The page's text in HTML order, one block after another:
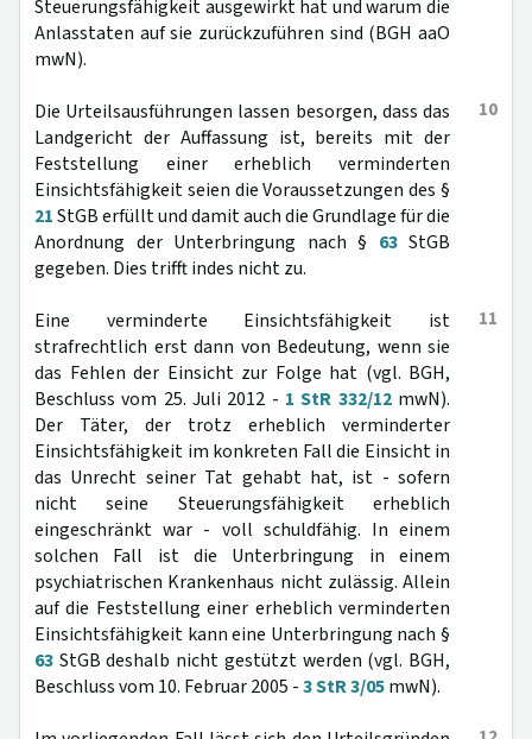
Steuerungsfähigkeit ausgewirkt hat und warum die
Anlasstaten auf sie zurückzuführen sind (BGH aaO
mwN).
10
Die Urteilsausführungen lassen besorgen, dass das
Landgericht der Auffassung ist, bereits mit der
Feststellung einer erheblich verminderten
Einsichtsfähigkeit seien die Voraussetzungen des §
21StGB erfüllt und damit auch die Grundlage für die
Anordnung der Unterbringung nach § 63StGB
gegeben. Dies trifft indes nicht zu.
11
Eine verminderte Einsichtsfähigkeit ist
strafrechtlich erst dann von Bedeutung, wenn sie
das Fehlen der Einsicht zur Folge hat (vgl. BGH,
Beschluss vom 25. Juli 2012 - 1 StR 332/12mwN).
Der Täter, der trotz erheblich verminderter
Einsichtsfähigkeit im konkreten Fall die Einsicht in
das Unrecht seiner Tat gehabt hat, ist - sofern
nicht seine Steuerungsfähigkeit erheblich
eingeschränkt war - voll schuldfähig. In einem
solchen Fall ist die Unterbringung in einem
psychiatrischen Krankenhaus nicht zulässig. Allein
auf die Feststellung einer erheblich verminderten
Einsichtsfähigkeit kann eine Unterbringung nach §
63 StGB deshalb nicht gestützt werden (vgl. BGH,
Beschluss vom 10. Februar 2005 -3 StR 3/05mwN).